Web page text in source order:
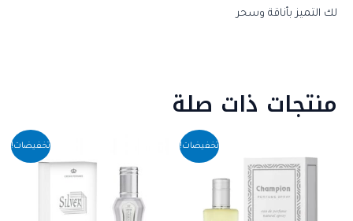
لك التميز بأناقة وسحر
منتجات ذات صلة
تخفيضات!
هو:
EGP600.00.
السعر
الحالي
هو:
تخفيضات!
هو:
EGP220.00.
السعر
الحالي
هو: